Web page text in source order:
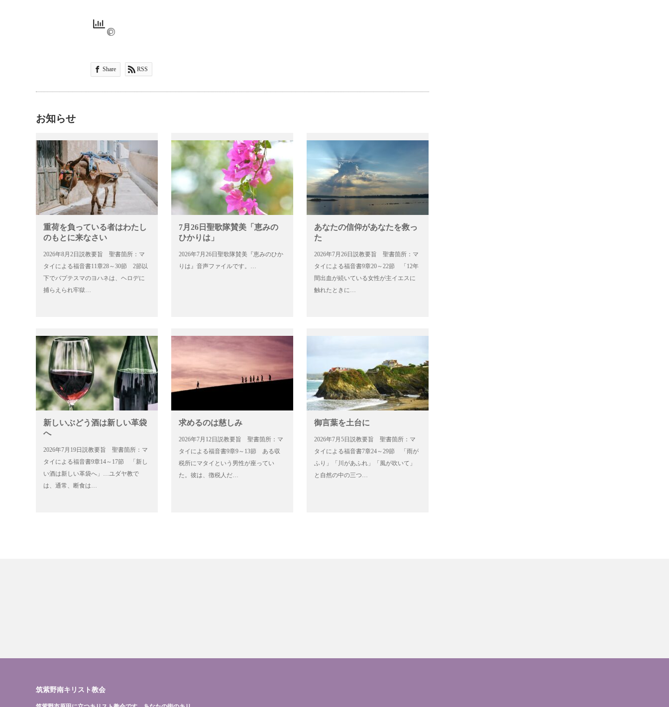
Share RSS
お知らせ
重荷を負っている者はわたし
のもとに来なさい
2026年8月2日説教要旨 聖書箇所：マ
タイによる福音書11章28～30節 2節以
下でバプテスマのヨハネは、ヘロデに
捕らえられ牢獄…
7月26日聖歌隊賛美「恵みの
ひかりは」
2026年7月26日聖歌隊賛美『恵みのひか
りは』音声ファイルです。…
あなたの信仰があなたを救っ
た
2026年7月26日説教要旨 聖書箇所：マ
タイによる福音書9章20～22節 「12年
間出血が続いている女性が主イエスに
触れたときに…
新しいぶどう酒は新しい革袋
へ
2026年7月19日説教要旨 聖書箇所：マ
タイによる福音書9章14～17節 「新し
い酒は新しい革袋へ」…ユダヤ教で
は、通常、断食は…
求めるのは慈しみ
2026年7月12日説教要旨 聖書箇所：マ
タイによる福音書9章9～13節 ある収
税所にマタイという男性が座ってい
た。彼は、徴税人だ…
御言葉を土台に
2026年7月5日説教要旨 聖書箇所：マ
タイによる福音書7章24～29節 「雨が
ふり」「川があふれ」「風が吹いて」
と自然の中の三つ…
筑紫野南キリスト教会